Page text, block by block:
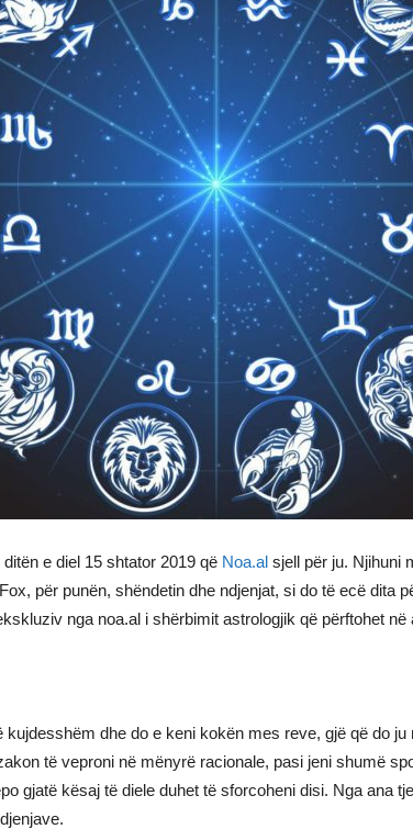
e diel 15 shtator 2019 që Noa.al sjell për ju. Njihuni
për punën, shëndetin dhe ndjenjat, si do të ecë dita
nga noa.al i shërbimit astrologjik që përftohet në
kujdesshëm dhe do e keni kokën mes reve, gjë që do ju
të veproni në mënyrë racionale, pasi jeni shumë
gjatë kësaj të diele duhet të sforcoheni disi. Nga ana